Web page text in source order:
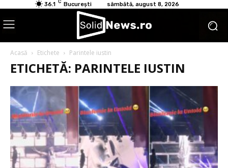
36.1 C București sâmbătă, august 8, 2026
Acasă Etichete Parintele iustin
ETICHETĂ: PARINTELE IUSTIN